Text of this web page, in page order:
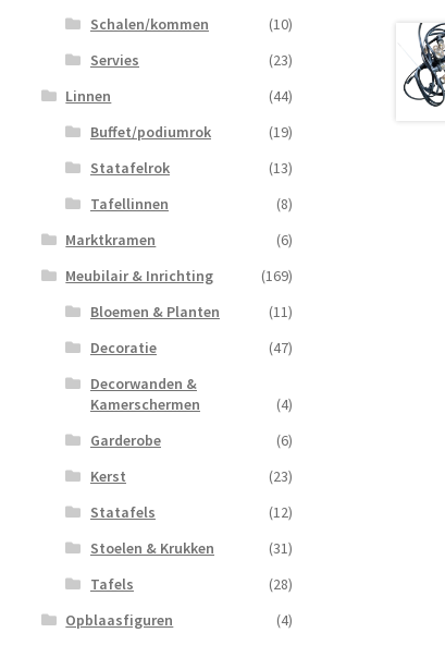
Schalen/kommen
(10)
Servies
(23)
Linnen
(44)
Buffet/podiumrok
(19)
Statafelrok
(13)
Tafellinnen
(8)
Marktkramen
(6)
Meubilair & Inrichting
(169)
Bloemen & Planten
(11)
Decoratie
(47)
Decorwanden &
Kamerschermen
(4)
Garderobe
(6)
Kerst
(23)
Statafels
(12)
Stoelen & Krukken
(31)
Tafels
(28)
Opblaasfiguren
(4)